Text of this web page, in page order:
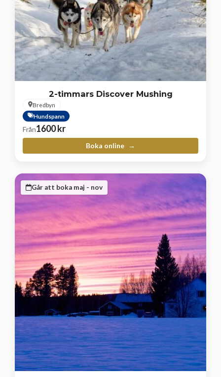
2-timmars Discover Mushing
Bredbyn
Hundspann
Från1600kr
Boka online
Går att boka maj - nov